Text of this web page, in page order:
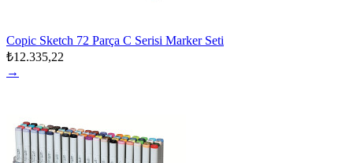
Copic Sketch 72 Parça C Serisi Marker Seti
₺12.335,22
→